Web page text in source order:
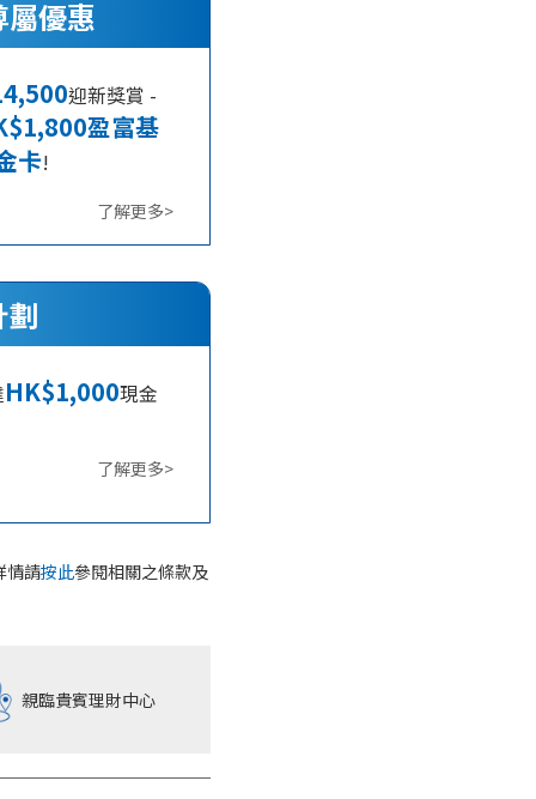
優惠
迎新獎賞 -
盈富基
卡!
了解更多>
劃
HK$1,000現金
了解更多>
情請按此參閱相關之條款及
親臨貴賓理財中心